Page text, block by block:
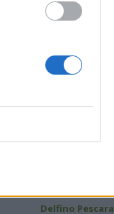
Girone B -
US Grosseto
Delfino Pescara